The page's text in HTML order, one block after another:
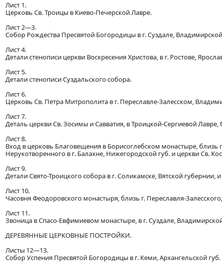
Лист 1.
Церковь Св. Троицы в Киево-Печерской Лавре.
Лист 2—3.
Собор Рождества Пресвятой Богородицы в г. Суздале,
Лист 4.
Детали стенописи церкви Воскресения Христова, в г. Ростове,
Лист 5.
Детали стенописи Суздальского собора.
Лист 6.
Церковь Св. Петра Митрополита в г. Переславле-Залесском,
Лист 7.
Деталь церкви Св. Зосимы и Савватия, в Троицкой-Сергиевой
Лист 8.
Вход в церковь Благовещения в Борисоглебском монастыре, близь
Нерукотворенного в г. Балахне, Нижегородской губ. и церкви Св.
Лист 9.
Детали Свято-Троицкого собора в г. Соликамске, Вятской губернии,
Лист 10.
Часовня Феодоровского монастыря, близь г. Переславля-
Лист 11.
Звоница в Спасо-Евфимиевом монастыре, в г. Суздале,
ДЕРЕВЯННЫЕ ЦЕРКОВНЫЕ ПОСТРОЙКИ.
Листы 12—13.
Собор Успения Пресвятой Богородицы в г. Кеми, Архангельской губ.